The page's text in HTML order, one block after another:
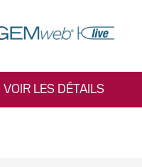
VOIR LES DÉTAILS